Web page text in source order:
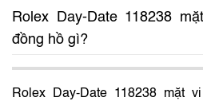
Rolex Day-Date 118238
đồng hồ gì?
Rolex Day-Date 118238 mặt